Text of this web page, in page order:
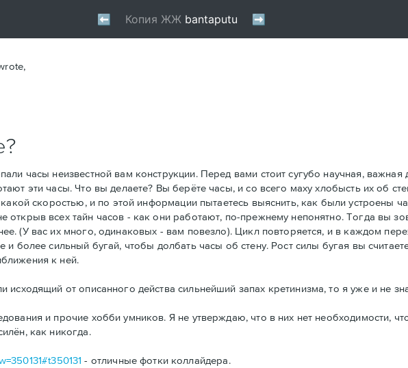
часы неизвестной вам конструкции. Перед вами стоит сугубо научная, важная
эти часы. Что вы делаете? Вы берёте часы, и со всего маху хлобысть их об
какой скоростью, и по этой информации пытаетесь выяснить, как были устроены
открыв всех тайн часов - как они работают, по-прежнему непонятно. Тогда вы
(У вас их много, одинаковых - вам повезло). Цикл повторяется, и в каждом
и более сильный бугай, чтобы долбать часы об стену. Рост силы бугая вы
к ней.
исходящий от описанного действа сильнейший запах кретинизма, то я уже и не
и прочие хобби умников. Я не утверждаю, что в них нет необходимости,
как никогда.
- отличные фотки коллайдера.